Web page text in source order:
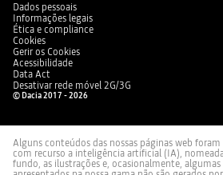
Dados pessoais
Informações legais
Ética e compliance
Cookies
Gerir os Cookies
Acessibilidade
Data Act
Desativar rede móvel 2G/3G
© Dacia 2017 - 2026
Alguns conteúdos das nossas páginas web
com recurso a inteligência artificial (IA),
fundo, as ilustrações e, ocasionalmente, algumas